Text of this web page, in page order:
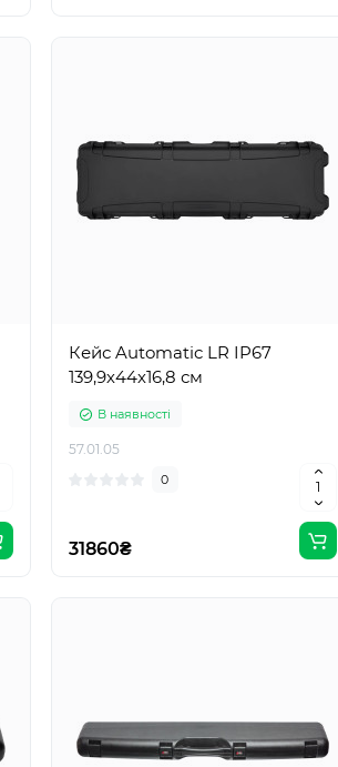
Кейс Automatic LR IP67
139,9х44х16,8 см
В наявності
57.01.05
0
31860₴